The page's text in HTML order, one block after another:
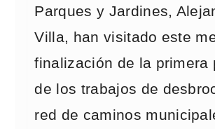
Parques y Jardines,
Villa, han visitado este
finalización de la primera
de los trabajos de
red de caminos